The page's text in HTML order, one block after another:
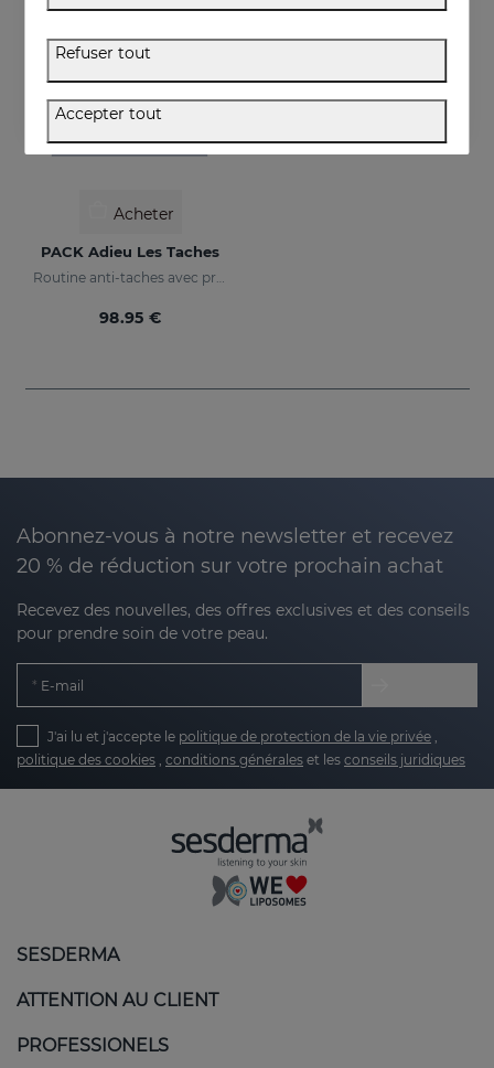
Acheter
PACK Adieu Les Taches
Routine anti-taches avec protection solaire
98.95 €
Abonnez-vous à notre newsletter et recevez
20 % de réduction sur votre prochain achat
Recevez des nouvelles, des offres exclusives et des conseils
pour prendre soin de votre peau.
E-mail
J'ai lu et j'accepte le politique de protection de la vie privée ,
politique des cookies , conditions générales et les conseils juridiques
SESDERMA
ATTENTION AU CLIENT
PROFESSIONELS
Refuser tout
Accepter tout